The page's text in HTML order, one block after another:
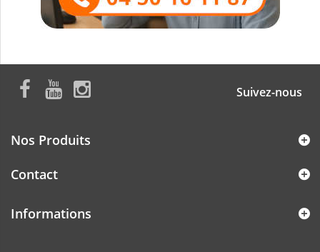
Suivez-nous
Nos Produits
Contact
Informations